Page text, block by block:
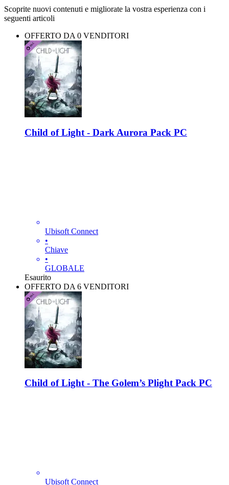
Scoprite nuovi contenuti e migliorate la vostra esperienza con i
seguenti articoli
OFFERTO DA 0 VENDITORI
Child of Light - Dark Aurora Pack PC
Ubisoft Connect
•
Chiave
•
GLOBALE
Esaurito
OFFERTO DA 6 VENDITORI
Child of Light - The Golem’s Plight Pack PC
Ubisoft Connect